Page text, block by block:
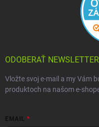
ODOBERAŤ NEWSLETTER
Vložte svoj e-mail a my Vám
produktoch na našom e-
EMAIL